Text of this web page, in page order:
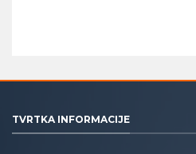
TVRTKA INFORMACIJE